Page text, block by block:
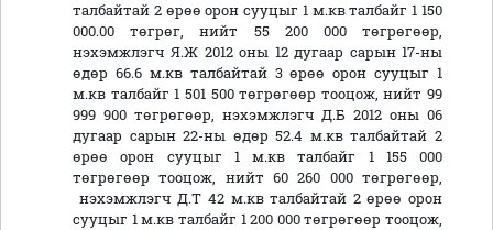
талбайтай 2 өрөө орон сууцыг 1 м.кв талбайг 1 150
000.00 төгрөг, нийт 55 200 000 төгрөгөөр,
нэхэмжлэгч Я.Ж 2012 оны 12 дугаар сарын 17-ны
өдөр 66.6 м.кв талбайтай 3 өрөө орон сууцыг 1
м.кв талбайг 1 501 500 төгрөгөөр тооцож, нийт 99
999 900 төгрөгөөр, нэхэмжлэгч Д.Б 2012 оны 06
дугаар сарын 22-ны өдөр 52.4 м.кв талбайтай 2
өрөө орон сууцыг 1 м.кв талбайг 1 155 000
төгрөгөөр тооцож, нийт 60 260 000 төгрөгөөр,
нэхэмжлэгч Д.Т 42 м.кв талбайтай 2 өрөө орон
сууцыг 1 м.кв талбайг 1 200 000 төгрөгөөр тооцож,